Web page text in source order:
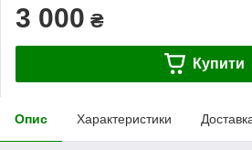
3 000 ₴
Купити
Опис Характеристики